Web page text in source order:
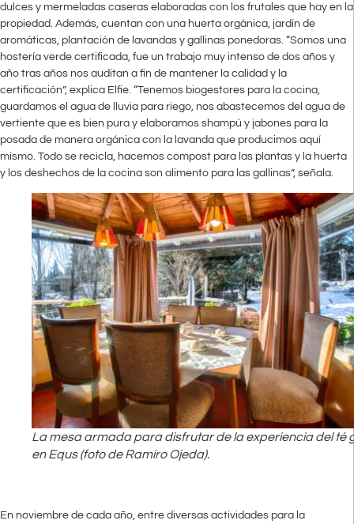
dulces y mermeladas caseras elaboradas con los frutales que hay en la
propiedad. Además, cuentan con una huerta orgánica, jardín de
aromáticas, plantación de lavandas y gallinas ponedoras. “Somos una
hostería verde certificada, fue un trabajo muy intenso de dos años y
año tras años nos auditan a fin de mantener la calidad y la
certificación”, explica Elfie. “Tenemos biogestores para la cocina,
guardamos el agua de lluvia para riego, nos abastecemos del agua de
vertiente que es bien pura y elaboramos shampú y jabones para la
posada de manera orgánica con la lavanda que producimos aquí
mismo. Todo se recicla, hacemos compost para las plantas y la huerta
y los deshechos de la cocina son alimento para las gallinas”, señala.
La mesa armada para disfrutar de la experiencia del té
en Equs (foto de Ramiro Ojeda).
En noviembre de cada año, entre diversas actividades para la